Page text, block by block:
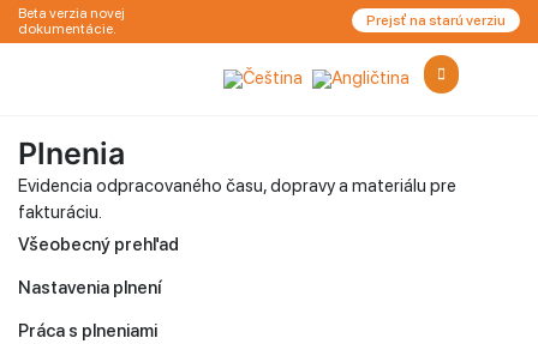
Beta verzia novej
dokumentácie.
Prejsť na starú verziu
Plnenia
Evidencia odpracovaného času, dopravy a materiálu pre
fakturáciu.
Všeobecný prehľad
Nastavenia plnení
Práca s plneniami